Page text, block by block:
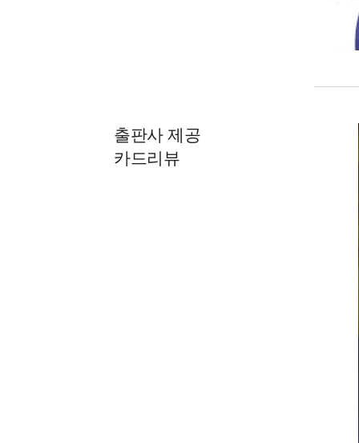
출판사 제공
카드리뷰